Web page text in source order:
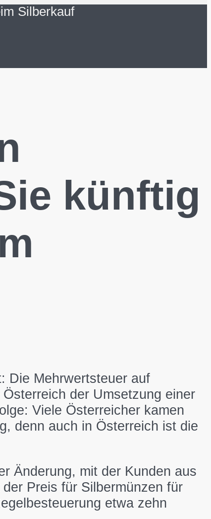
Silberkauf
künftig
Die Mehrwertsteuer auf
der Umsetzung einer
Viele Österreicher kamen
denn auch in Österreich ist die
Änderung, mit der Kunden aus
Preis für Silbermünzen für
etwa zehn